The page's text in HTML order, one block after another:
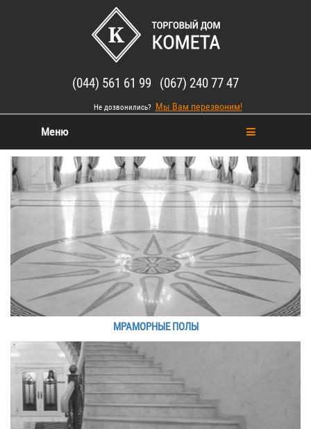
(044) 561 61 99 (067) 240 77 47
Не дозвонились? Мы Вам перезвоним!
Меню
МРАМОРНЫЕ ПОЛЫ